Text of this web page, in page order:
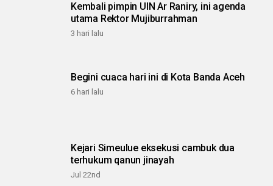
Kembali pimpin UIN Ar Raniry, ini agenda
utama Rektor Mujiburrahman
3 hari lalu
Begini cuaca hari ini di Kota Banda Aceh
6 hari lalu
Kejari Simeulue eksekusi cambuk dua
terhukum qanun jinayah
Jul 22nd